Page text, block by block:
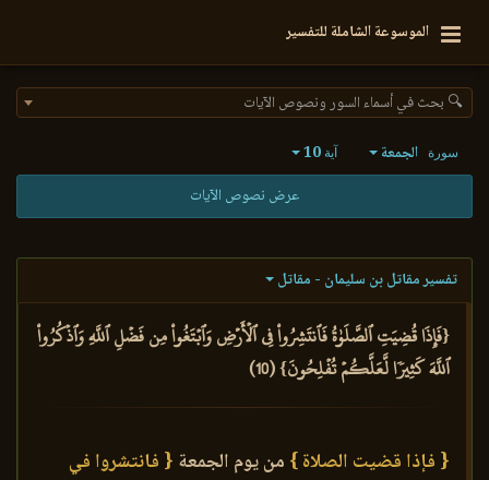
الموسوعة الشاملة للتفسير
🔍 بحث في أسماء السور ونصوص الآيات
سورة الجمعة آية 10
عرض نصوص الآيات
تفسير مقاتل بن سليمان - مقاتل
{فَإِذَا قُضِيَتِ ٱلصَّلَوٰةُ فَٱنتَشِرُواْ فِي ٱلۡأَرۡضِ وَٱبۡتَغُواْ مِن فَضۡلِ ٱللَّهِ وَٱذۡكُرُواْ
ٱللَّهَ كَثِيرٗا لَّعَلَّكُمۡ تُفۡلِحُونَ} (10)
{ فإذا قضيت الصلاة } من يوم الجمعة { فانتشروا في